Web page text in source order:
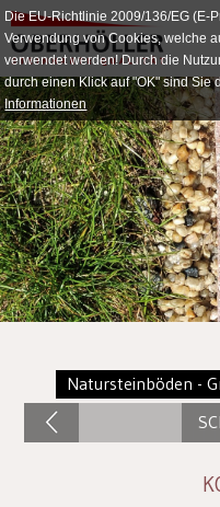
Natursteinböden -
Die EU-Richtlinie 2009/136/EG (E-
Verwendung von Cookies, welche
verwendet werden! Durch die
durch einen Klick auf "OK" sind Sie
Informationen